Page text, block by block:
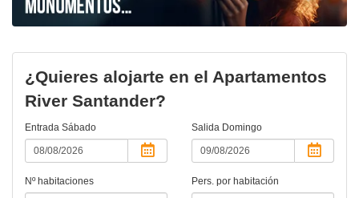
¿Quieres alojarte en el Apartamentos
River Santander?
Entrada Sábado Salida Domingo
Nº habitaciones Pers. por habitación